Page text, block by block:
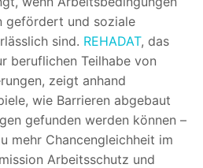
gefördert und soziale
sind. REHADAT, das
beruflichen Teilhabe von
zeigt anhand
wie Barrieren abgebaut
gefunden werden können –
mehr Chancengleichheit im
Arbeitsschutz und